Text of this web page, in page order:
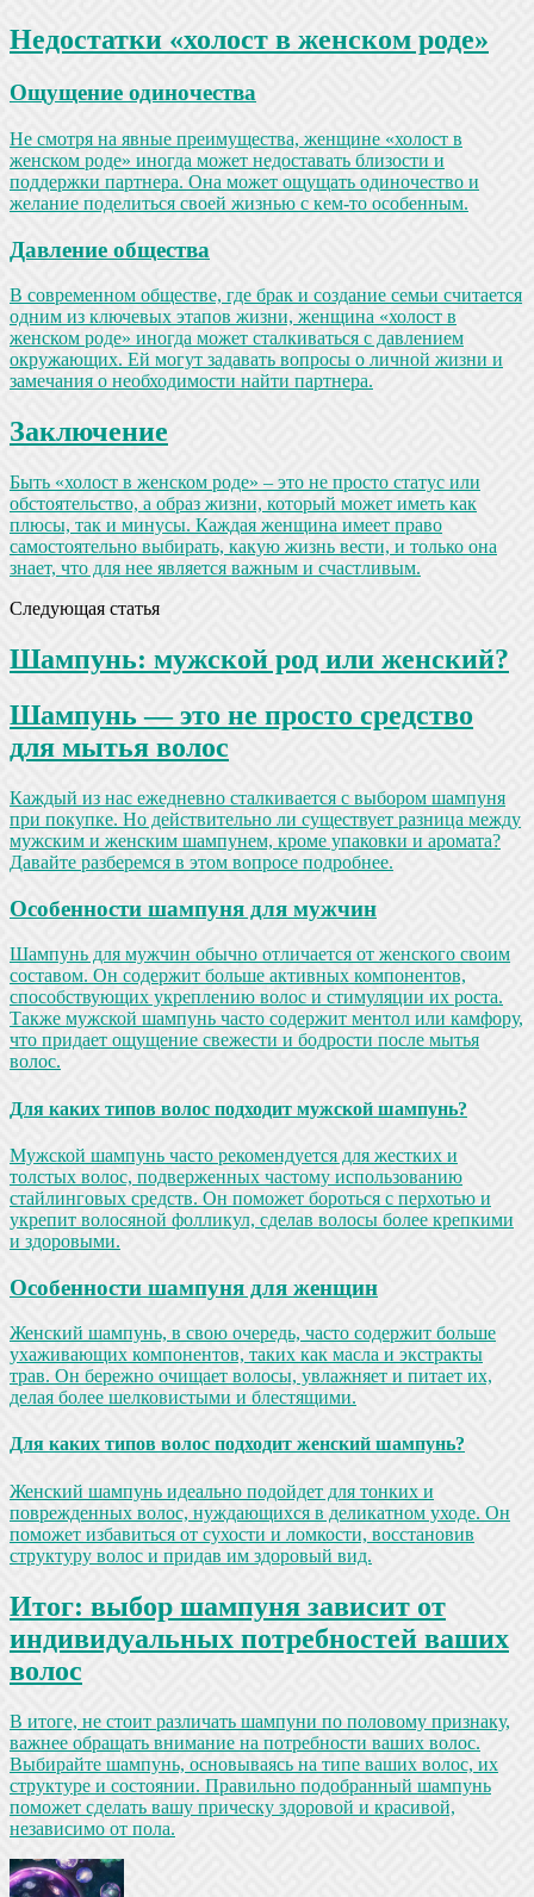
Недостатки «холост в женском роде»
Ощущение одиночества
Не смотря на явные преимущества, женщине «холост в
женском роде» иногда может недоставать близости и
поддержки партнера. Она может ощущать одиночество и
желание поделиться своей жизнью с кем-то особенным.
Давление общества
В современном обществе, где брак и создание семьи считается
одним из ключевых этапов жизни, женщина «холост в
женском роде» иногда может сталкиваться с давлением
окружающих. Ей могут задавать вопросы о личной жизни и
замечания о необходимости найти партнера.
Заключение
Быть «холост в женском роде» – это не просто статус или
обстоятельство, а образ жизни, который может иметь как
плюсы, так и минусы. Каждая женщина имеет право
самостоятельно выбирать, какую жизнь вести, и только она
знает, что для нее является важным и счастливым.
Следующая статья
Шампунь: мужской род или женский?
Шампунь — это не просто средство
для мытья волос
Каждый из нас ежедневно сталкивается с выбором шампуня
при покупке. Но действительно ли существует разница между
мужским и женским шампунем, кроме упаковки и аромата?
Давайте разберемся в этом вопросе подробнее.
Особенности шампуня для мужчин
Шампунь для мужчин обычно отличается от женского своим
составом. Он содержит больше активных компонентов,
способствующих укреплению волос и стимуляции их роста.
Также мужской шампунь часто содержит ментол или камфору,
что придает ощущение свежести и бодрости после мытья
волос.
Для каких типов волос подходит мужской шампунь?
Мужской шампунь часто рекомендуется для жестких и
толстых волос, подверженных частому использованию
стайлинговых средств. Он поможет бороться с перхотью и
укрепит волосяной фолликул, сделав волосы более крепкими
и здоровыми.
Особенности шампуня для женщин
Женский шампунь, в свою очередь, часто содержит больше
ухаживающих компонентов, таких как масла и экстракты
трав. Он бережно очищает волосы, увлажняет и питает их,
делая более шелковистыми и блестящими.
Для каких типов волос подходит женский шампунь?
Женский шампунь идеально подойдет для тонких и
поврежденных волос, нуждающихся в деликатном уходе. Он
поможет избавиться от сухости и ломкости, восстановив
структуру волос и придав им здоровый вид.
Итог: выбор шампуня зависит от
индивидуальных потребностей ваших
волос
В итоге, не стоит различать шампуни по половому признаку,
важнее обращать внимание на потребности ваших волос.
Выбирайте шампунь, основываясь на типе ваших волос, их
структуре и состоянии. Правильно подобранный шампунь
поможет сделать вашу прическу здоровой и красивой,
независимо от пола.